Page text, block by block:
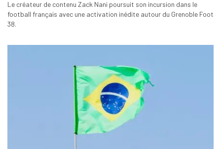
Le créateur de contenu Zack Nani poursuit son incursion dans le
football français avec une activation inédite autour du Grenoble Foot
38.